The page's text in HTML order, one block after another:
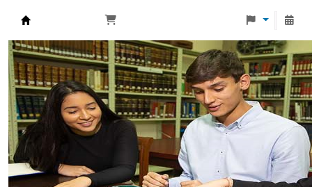
Biblioteca Universidad Monteávila